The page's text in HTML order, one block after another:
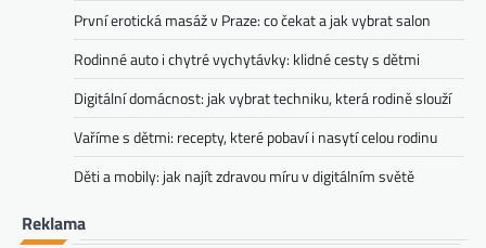
První erotická masáž v Praze: co čekat a jak vybrat salon
Rodinné auto i chytré vychytávky: klidné cesty s dětmi
Digitální domácnost: jak vybrat techniku, která rodině slouží
Vaříme s dětmi: recepty, které pobaví i nasytí celou rodinu
Děti a mobily: jak najít zdravou míru v digitálním světě
Reklama